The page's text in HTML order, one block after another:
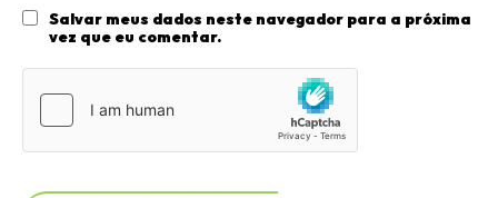
Salvar meus dados neste navegador para a próxima
vez que eu comentar.